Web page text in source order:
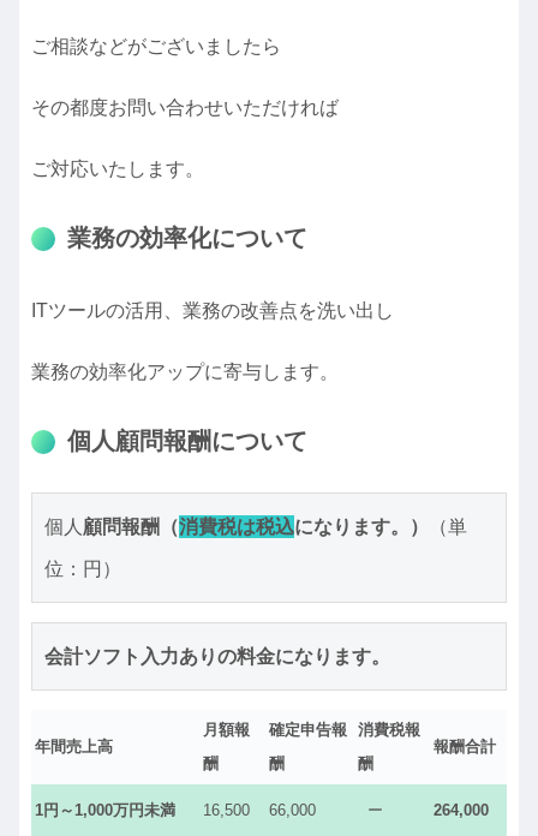
ご相談などがございましたら
その都度お問い合わせいただければ
ご対応いたします。
業務の効率化について
ITツールの活用、業務の改善点を洗い出し
業務の効率化アップに寄与します。
個人顧問報酬について
個人 顧問報酬（消費税は税込になります。）
（単
位：円）
会計ソフト入力ありの料金になります。
年間売上高
月額報
酬
確定申告報
酬
消費税報
酬
報酬合計
1円～1,000万円未満 16,500 66,000 ー 264,000